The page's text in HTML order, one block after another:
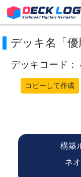
デッキ名「
デッキコード：
コピーして作成
構築
ネ